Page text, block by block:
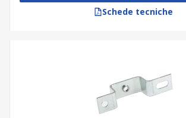
Schede tecniche